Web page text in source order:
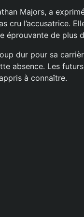
Majors, a
cru l’accusatrice.
éprouvante de plus
dur pour sa
absence. Les
à connaître.